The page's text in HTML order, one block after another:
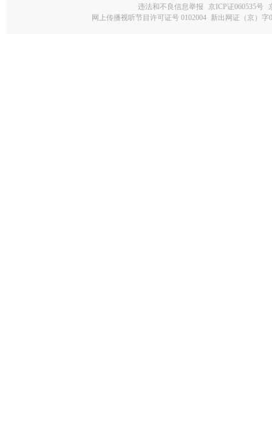
违法和不良信息举报 京ICP证060535号
网上传播视听节目许可证号 0102004 新出网证（京）